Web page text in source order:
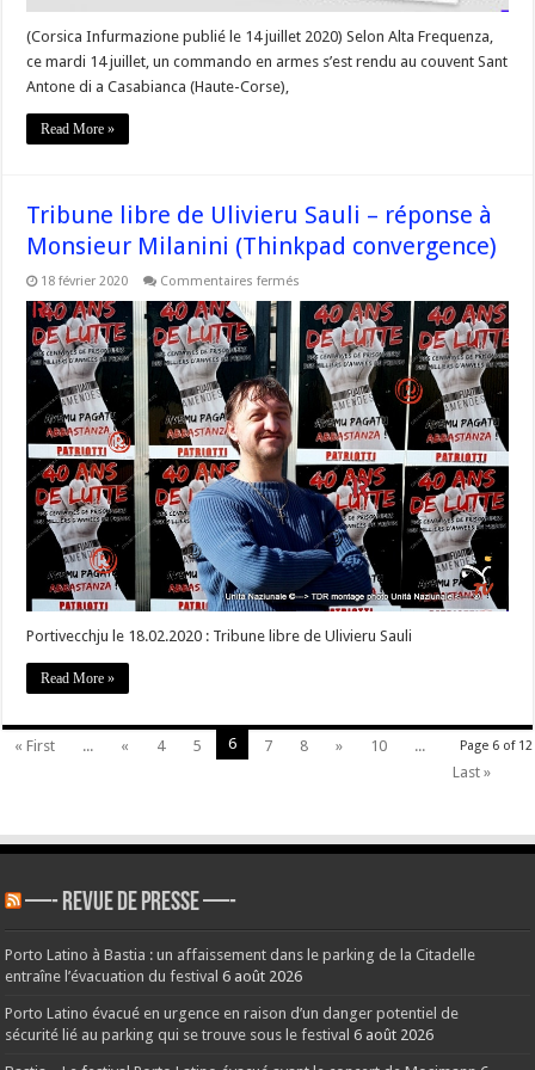
(Corsica Infurmazione publié le 14 juillet 2020) Selon Alta Frequenza,
ce mardi 14 juillet, un commando en armes s’est rendu au couvent Sant
Antone di a Casabianca (Haute-Corse),
Read More »
Tribune libre de Ulivieru Sauli – réponse à
Monsieur Milanini (Thinkpad convergence)
18 février 2020 Commentaires fermés
libre
de
Ulivieru
Sauli
–
réponse
Monsieur
Milanini
(Thinkpad
convergence)
Portivecchju le 18.02.2020 : Tribune libre de Ulivieru Sauli
Read More »
Page 6 of 12
« First ... « 4 5 6 7 8 » 10
...
Last »
—- REVUE DE PRESSE —-
Porto Latino à Bastia : un affaissement dans le parking de la Citadelle
entraîne l’évacuation du festival 6 août 2026
Porto Latino évacué en urgence en raison d’un danger potentiel de
sécurité lié au parking qui se trouve sous le festival 6 août 2026